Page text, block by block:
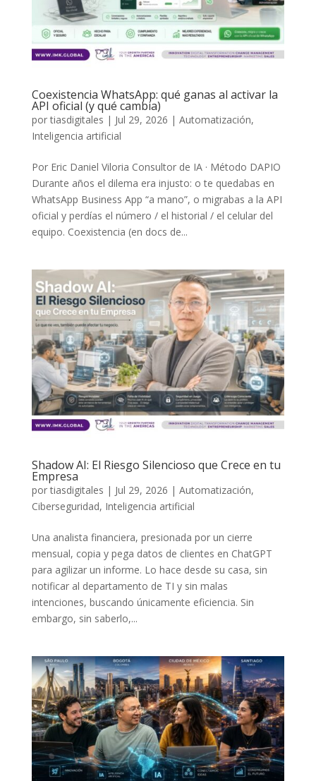
Coexistencia WhatsApp: qué ganas al activar la
API oficial (y qué cambia)
portiasdigitales | Jul 29, 2026 | Automatización,
Inteligencia artificial
Por Eric Daniel Viloria Consultor de IA · Método DAPIO
Durante años el dilema era injusto: o te quedabas en
WhatsApp Business App “a mano”, o migrabas a la API
oficial y perdías el número / el historial / el celular del
equipo. Coexistencia (en docs de...
Shadow AI: El Riesgo Silencioso que Crece en tu
Empresa
portiasdigitales | Jul 29, 2026 | Automatización,
Ciberseguridad, Inteligencia artificial
Una analista financiera, presionada por un cierre
mensual, copia y pega datos de clientes en ChatGPT
para agilizar un informe. Lo hace desde su casa, sin
notificar al departamento de TI y sin malas
intenciones, buscando únicamente eficiencia. Sin
embargo, sin saberlo,...